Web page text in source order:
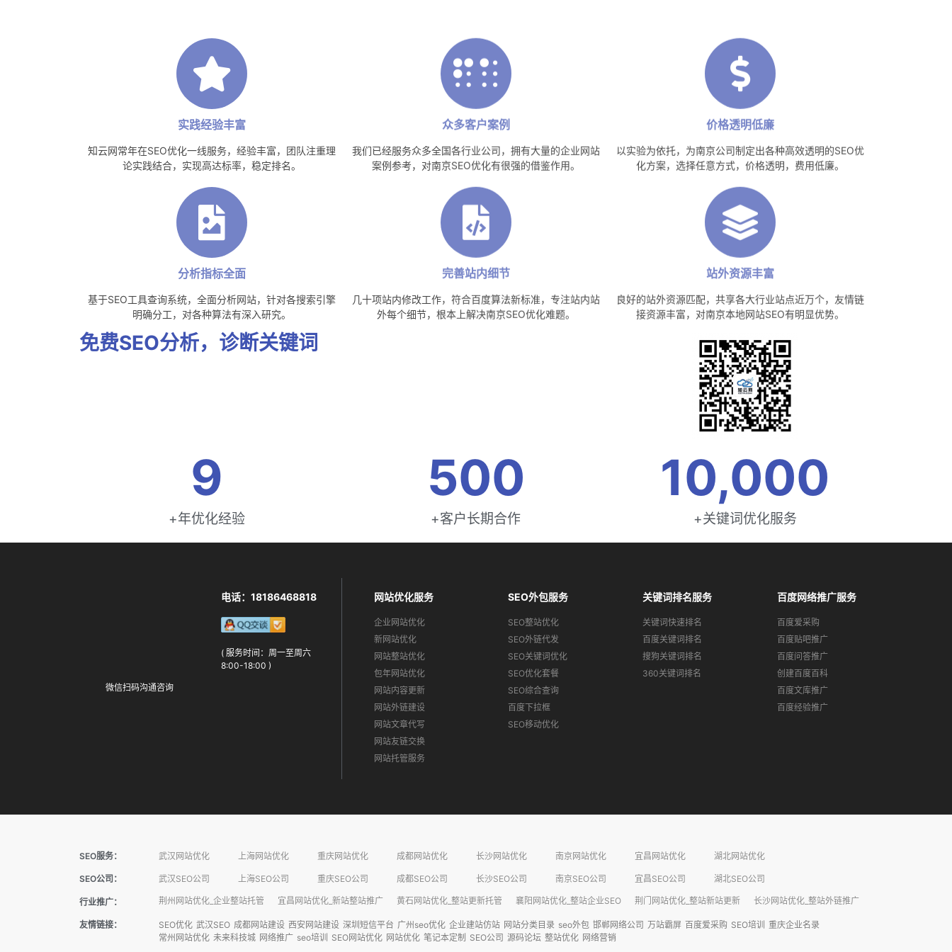
实践经验丰富
知云网常年在SEO优化一线服务，经验丰富，团队注重理
论实践结合，实现高达标率，稳定排名。
众多客户案例
我们已经服务众多全国各行业公司，拥有大量的企业网站
案例参考，对南京SEO优化有很强的借鉴作用。
价格透明低廉
以实验为依托，为南京公司制定出各种高效透明的SEO优
化方案，选择任意方式，价格透明，费用低廉。
分析指标全面
基于SEO工具查询系统，全面分析网站，针对各搜索引擎
明确分工，对各种算法有深入研究。
完善站内细节
几十项站内修改工作，符合百度算法新标准，专注站内站
外每个细节，根本上解决南京SEO优化难题。
站外资源丰富
良好的站外资源匹配，共享各大行业站点近万个，友情链
接资源丰富，对南京本地网站SEO有明显优势。
免费SEO分析，诊断关键词
9
+年优化经验
500
+客户长期合作
10,000
+关键词优化服务
微信扫码沟通咨询
电话：18186468818
( 服务时间：周一至周六
8:00-18:00 )
网站优化服务
企业网站优化
新网站优化
网站整站优化
包年网站优化
网站内容更新
网站外链建设
网站文章代写
网站友链交换
网站托管服务
SEO外包服务
SEO整站优化
SEO外链代发
SEO关键词优化
SEO优化套餐
SEO综合查询
百度下拉框
SEO移动优化
关键词排名服务
关键词快速排名
百度关键词排名
搜狗关键词排名
360关键词排名
百度网络推广服务
百度爱采购
百度贴吧推广
百度问答推广
创建百度百科
百度文库推广
百度经验推广
SEO服务： 武汉网站优化 上海网站优化 重庆网站优化 成都网站优化 长沙网站优化 南京网站优化 宜昌网站优化 湖北网站优化
SEO公司： 武汉SEO公司 上海SEO公司 重庆SEO公司 成都SEO公司 长沙SEO公司 南京SEO公司 宜昌SEO公司 湖北SEO公司
行业推广： 荆州网站优化_企业整站托管 宜昌网站优化_新站整站推广​ 黄石网站优化_整站更新托管​ 襄阳网站优化_整站企业SEO​ 荆门网站优化_整站新站更新 长沙网站优化_整站外链推广​
友情链接： SEO优化 武汉SEO 成都网站建设 西安网站建设 深圳短信平台 广州seo优化 企业建站仿站 网站分类目录 seo外包 邯郸网络公司 万站霸屏 百度爱采购 SEO培训 重庆企业名录
常州网站优化 未来科技城 网络推广 seo培训 SEO网站优化 网站优化 笔记本定制 SEO公司 源码论坛 整站优化 网络营销